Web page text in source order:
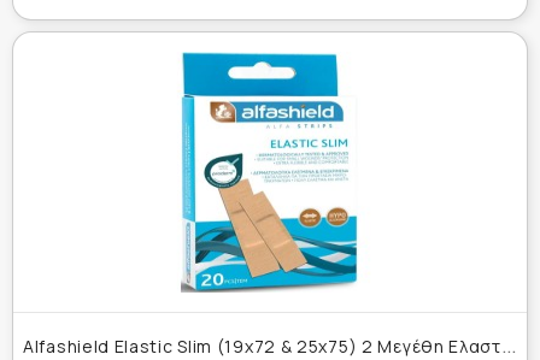
A
lfashield Elastic Slim (19x72 & 25x75) 2 Μεγέθη Ελαστικά Επιθέματα για Μικροτραυματισμούς 20 τεμάχια